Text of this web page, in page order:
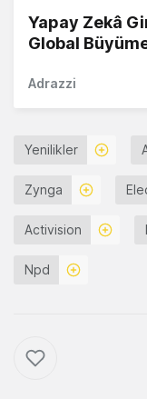
Yapay Zekâ
Global
Adrazzi
Yenilikler
Zynga
Activision
Npd